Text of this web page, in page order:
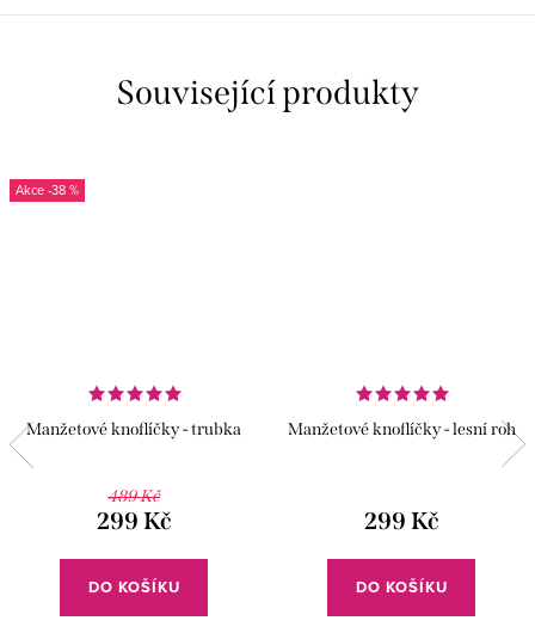
Související produkty
-38 %
Manžetové knoflíčky - trubka
489 Kč
299 Kč
DO KOŠÍKU
Manžetové knoflíčky - lesní roh
299 Kč
DO KOŠÍKU